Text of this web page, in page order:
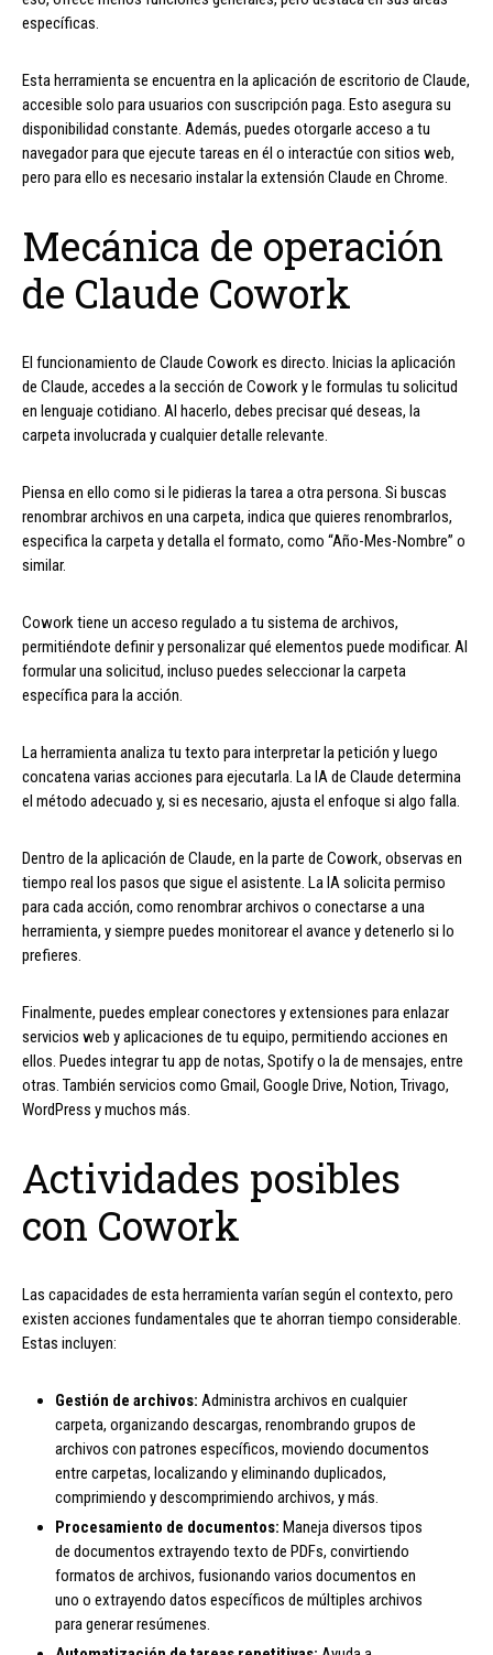
específicas.
Esta herramienta se encuentra en la aplicación de escritorio de Claude,
accesible solo para usuarios con suscripción paga. Esto asegura su
disponibilidad constante. Además, puedes otorgarle acceso a tu
navegador para que ejecute tareas en él o interactúe con sitios web,
pero para ello es necesario instalar la extensión Claude en Chrome.
Mecánica de operación
de Claude Cowork
El funcionamiento de Claude Cowork es directo. Inicias la aplicación
de Claude, accedes a la sección de Cowork y le formulas tu solicitud
en lenguaje cotidiano. Al hacerlo, debes precisar qué deseas, la
carpeta involucrada y cualquier detalle relevante.
Piensa en ello como si le pidieras la tarea a otra persona. Si buscas
renombrar archivos en una carpeta, indica que quieres renombrarlos,
especifica la carpeta y detalla el formato, como “Año-Mes-Nombre” o
similar.
Cowork tiene un acceso regulado a tu sistema de archivos,
permitiéndote definir y personalizar qué elementos puede modificar. Al
formular una solicitud, incluso puedes seleccionar la carpeta
específica para la acción.
La herramienta analiza tu texto para interpretar la petición y luego
concatena varias acciones para ejecutarla. La IA de Claude determina
el método adecuado y, si es necesario, ajusta el enfoque si algo falla.
Dentro de la aplicación de Claude, en la parte de Cowork, observas en
tiempo real los pasos que sigue el asistente. La IA solicita permiso
para cada acción, como renombrar archivos o conectarse a una
herramienta, y siempre puedes monitorear el avance y detenerlo si lo
prefieres.
Finalmente, puedes emplear conectores y extensiones para enlazar
servicios web y aplicaciones de tu equipo, permitiendo acciones en
ellos. Puedes integrar tu app de notas, Spotify o la de mensajes, entre
otras. También servicios como Gmail, Google Drive, Notion, Trivago,
WordPress y muchos más.
Actividades posibles
con Cowork
Las capacidades de esta herramienta varían según el contexto, pero
existen acciones fundamentales que te ahorran tiempo considerable.
Estas incluyen:
Gestión de archivos: Administra archivos en cualquier
carpeta, organizando descargas, renombrando grupos de
archivos con patrones específicos, moviendo documentos
entre carpetas, localizando y eliminando duplicados,
comprimiendo y descomprimiendo archivos, y más.
Procesamiento de documentos: Maneja diversos tipos
de documentos extrayendo texto de PDFs, convirtiendo
formatos de archivos, fusionando varios documentos en
uno o extrayendo datos específicos de múltiples archivos
para generar resúmenes.